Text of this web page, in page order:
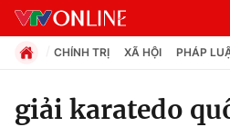
CHÍNH TRỊ XÃ HỘI PHÁP
giải karatedo